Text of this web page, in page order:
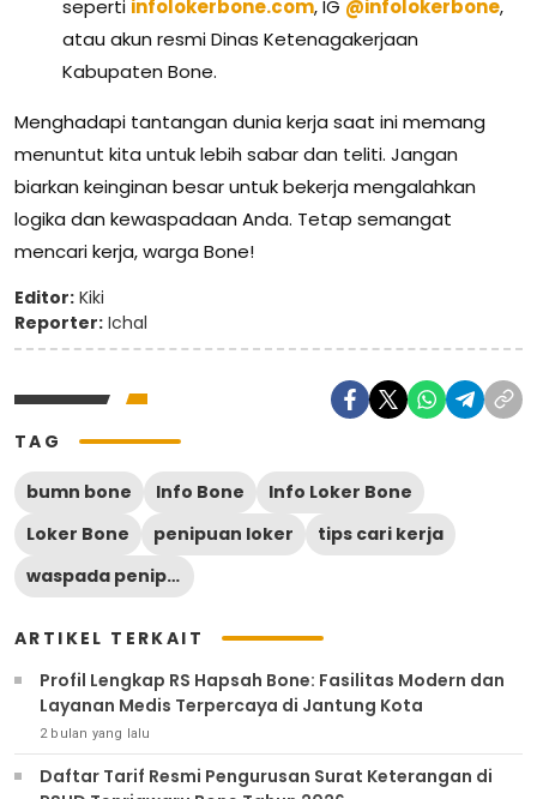
seperti infolokerbone.com, IG @infolokerbone,
atau akun resmi Dinas Ketenagakerjaan
Kabupaten Bone.
Menghadapi tantangan dunia kerja saat ini memang
menuntut kita untuk lebih sabar dan teliti. Jangan
biarkan keinginan besar untuk bekerja mengalahkan
logika dan kewaspadaan Anda. Tetap semangat
mencari kerja, warga Bone!
Editor: Kiki
Reporter: Ichal
TAG
bumn bone Info Bone
Info Loker Bone
Loker Bone
penipuan loker
tips cari kerja
waspada penipuan
ARTIKEL TERKAIT
Profil Lengkap RS Hapsah Bone: Fasilitas Modern dan
Layanan Medis Terpercaya di Jantung Kota
2 bulan yang lalu
Daftar Tarif Resmi Pengurusan Surat Keterangan di